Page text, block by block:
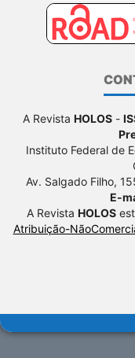
A Revista HOLOS -
Instituto Federal de
Av. Salgado Filho,
E-
A Revista HOLOS
Atribuição-